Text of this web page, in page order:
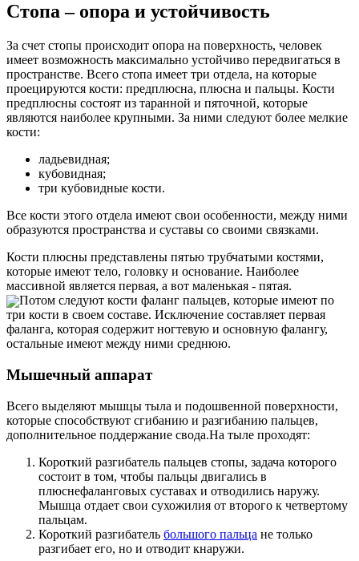
Стопа – опора и устойчивость
За счет стопы происходит опора на поверхность, человек
имеет возможность максимально устойчиво передвигаться в
пространстве. Всего стопа имеет три отдела, на которые
проецируются кости: предплюсна, плюсна и пальцы. Кости
предплюсны состоят из таранной и пяточной, которые
являются наиболее крупными. За ними следуют более мелкие
кости:
ладьевидная;
кубовидная;
три кубовидные кости.
Все кости этого отдела имеют свои особенности, между ними
образуются пространства и суставы со своими связками.
Кости плюсны представлены пятью трубчатыми костями,
которые имеют тело, головку и основание. Наиболее
массивной является первая, а вот маленькая - пятая.
Потом следуют кости фаланг пальцев, которые имеют по
три кости в своем составе. Исключение составляет первая
фаланга, которая содержит ногтевую и основную фалангу,
остальные имеют между ними среднюю.
Мышечный аппарат
Всего выделяют мышцы тыла и подошвенной поверхности,
которые способствуют сгибанию и разгибанию пальцев,
дополнительное поддержание свода.На тыле проходят:
Короткий разгибатель пальцев стопы, задача которого
состоит в том, чтобы пальцы двигались в
плюснефаланговых суставах и отводились наружу.
Мышца отдает свои сухожилия от второго к четвертому
пальцам.
Короткий разгибатель большого пальца не только
разгибает его, но и отводит кнаружи.